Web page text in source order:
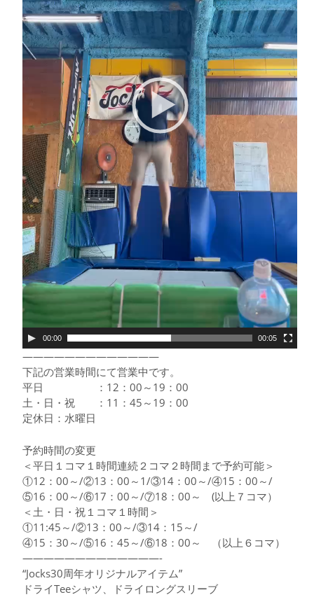
00:00 00:05
—————————————
下記の営業時間にて営業中です。
平日 ：12：00～19：00
土・日・祝 ：11：45～19：00
定休日：水曜日
予約時間の変更
＜平日１コマ１時間連続２コマ２時間まで予約可能＞
①12：00～/②13：00～1/③14：00～/④15：00～/
⑤16：00～/⑥17：00～/⑦18：00～ (以上７コマ）
＜土・日・祝１コマ１時間＞
①11:45～/②13：00～/③14：15～/
④15：30～/⑤16：45～/⑥18：00～ （以上６コマ）
—————————————-
“Jocks30周年オリジナルアイテム”
ドライTeeシャツ、ドライロングスリーブ